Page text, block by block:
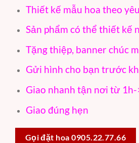
Thiết kế mẫu hoa theo
Sản phẩm có thể thiết kế
Tặng thiệp, banner chúc
Gửi hình cho bạn trước
Giao nhanh tận nơi từ 1h-
Giao đúng hẹn
Gọi đặt hoa 0905.22.77.66